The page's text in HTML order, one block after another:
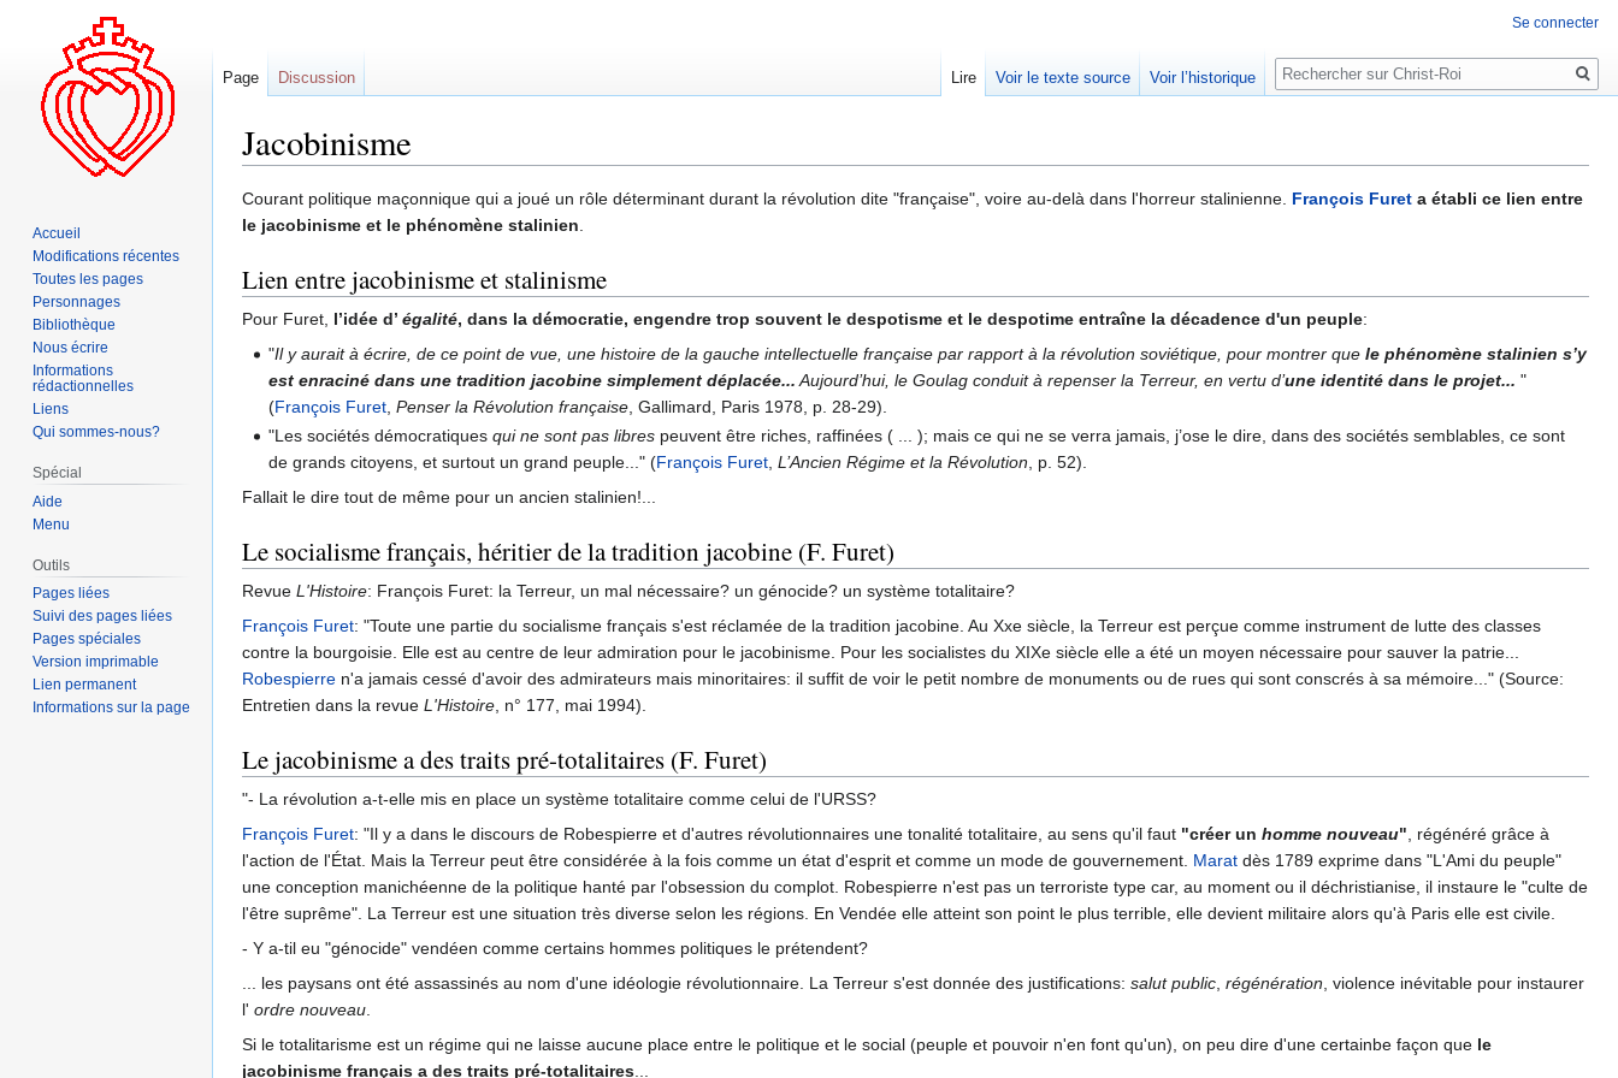
Jacobinisme
Aller
à
navigation
Aller
à
recherche
Courant politique maçonnique qui a joué un rôle déterminant durant la révolution dite "française", voire au-delà dans l'horreur stalinienne. François Furet a établi ce lien entre
le jacobinisme et le phénomène stalinien.
Lien entre jacobinisme et stalinisme
Pour Furet, l’idée d’ égalité, dans la démocratie, engendre trop souvent le despotisme et le despotime entraîne la décadence d'un peuple:
"Il y aurait à écrire, de ce point de vue, une histoire de la gauche intellectuelle française par rapport à la révolution soviétique, pour montrer quele phénomène stalinien s’y
est enraciné dans une tradition jacobine simplement déplacée...Aujourd’hui, le Goulag conduit à repenser la Terreur, en vertu d’une identité dans le projet... "
(François Furet,Penser la Révolution française, Gallimard, Paris 1978, p. 28-29).
"Les sociétés démocratiquesqui ne sont pas libres peuvent être riches, raffinées ( ... ); mais ce qui ne se verra jamais, j’ose le dire, dans des sociétés semblables, ce sont
de grands citoyens, et surtout un grand peuple..." (François Furet ,L’Ancien Régime et la Révolution , p. 52).
Fallait le dire tout de même pour un ancien stalinien!...
Le socialisme français, héritier de la tradition jacobine (F. Furet)
Revue L'Histoire: François Furet: la Terreur, un mal nécessaire? un génocide? un système totalitaire?
François Furet: "Toute une partie du socialisme français s'est réclamée de la tradition jacobine. Au Xxe siècle, la Terreur est perçue comme instrument de lutte des classes
contre la bourgoisie. Elle est au centre de leur admiration pour le jacobinisme. Pour les socialistes du XIXe siècle elle a été un moyen nécessaire pour sauver la patrie...
Robespierre n'a jamais cessé d'avoir des admirateurs mais minoritaires: il suffit de voir le petit nombre de monuments ou de rues qui sont conscrés à sa mémoire..." (Source:
Entretien dans la revue L'Histoire , n° 177, mai 1994).
Le jacobinisme a des traits pré-totalitaires (F. Furet)
"- La révolution a-t-elle mis en place un système totalitaire comme celui de l'URSS?
François Furet: "Il y a dans le discours de Robespierre et d'autres révolutionnaires une tonalité totalitaire, au sens qu'il faut "créer un homme nouveau" , régénéré grâce à
l'action de l'État. Mais la Terreur peut être considérée à la fois comme un état d'esprit et comme un mode de gouvernement. Marat dès 1789 exprime dans "L'Ami du peuple"
une conception manichéenne de la politique hanté par l'obsession du complot. Robespierre n'est pas un terroriste type car, au moment ou il déchristianise, il instaure le "culte de
l'être suprême". La Terreur est une situation très diverse selon les régions. En Vendée elle atteint son point le plus terrible, elle devient militaire alors qu'à Paris elle est civile.
- Y a-til eu "génocide" vendéen comme certains hommes politiques le prétendent?
... les paysans ont été assassinés au nom d'une idéologie révolutionnaire. La Terreur s'est donnée des justifications: salut public régénération , violence inévitable pour instaurer
l' ordre nouveau
Si le totalitarisme est un régime qui ne laisse aucune place entre le politique et le social (peuple et pouvoir n'en font qu'un), on peu dire d'une certainbe façon que le
jacobinisme français a des traits pré-totalitaires
Se connecter
Page Discussion Lire Voir le texte source Voir l’historique
Rechercher
Accueil
Modifications récentes
Toutes les pages
Personnages
Bibliothèque
Nous écrire
Informations
rédactionnelles
Liens
Qui sommes-nous?
Spécial
Aide
Menu
Outils
Pages liées
Suivi des pages liées
Pages spéciales
Version imprimable
Lien permanent
Informations sur la page